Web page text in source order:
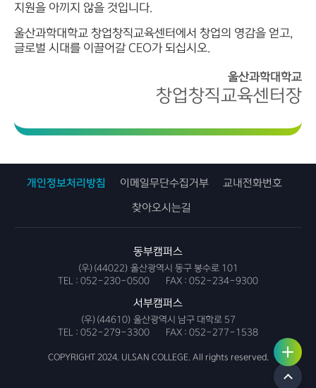
사용자
서비스
링크서
비스
지원을 아끼지 않을 것입니다.
울산과학대학교 창업창직교육센터에서 창업의 영감을 얻고,
글로벌 시대를 이끌어갈 CEO가 되십시오.
울산과학대학교
창업창직교육센터장
개인정보처리방침 이메일무단수집거부 교내전화번호
찾아오시는길
동부캠퍼스
(우)(44022) 울산광역시 동구 봉수로 101
TEL : 052-230-0500 FAX : 052-234-9300
서부캠퍼스
(우)(44610) 울산광역시 남구 대학로 57
TEL : 052-279-3300 FAX : 052-277-1538
COPYRIGHT 2024. ULSAN COLLEGE. All rights reserved.